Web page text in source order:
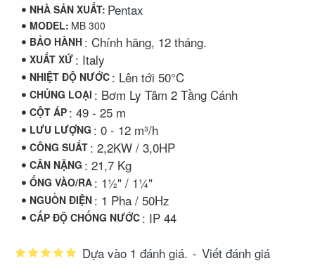
NHÀ SẢN XUẤT: Pentax
MODEL: MB 300
BẢO HÀNH : Chính hãng, 12 tháng.
XUẤT XỨ : Italy
NHIỆT ĐỘ NƯỚC : Lên tới 50°C
CHỦNG LOẠI : Bơm Ly Tâm 2 Tầng Cánh
CỘT ÁP : 49 - 25 m
LƯU LƯỢNG : 0 - 12 m³/h
CÔNG SUẤT : 2,2KW / 3,0HP
CÂN NẶNG : 21,7 Kg
ỐNG VÀO/RA : 1½" / 1¼"
NGUỒN ĐIỆN : 1 Pha / 50Hz
CẤP ĐỘ CHỐNG NƯỚC : IP 44
Dựa vào 1 đánh giá. - Viết đánh giá